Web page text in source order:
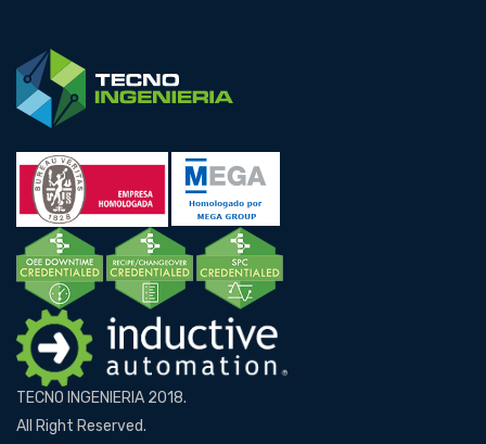
TECNO INGENIERIA 2018.
All Right Reserved.